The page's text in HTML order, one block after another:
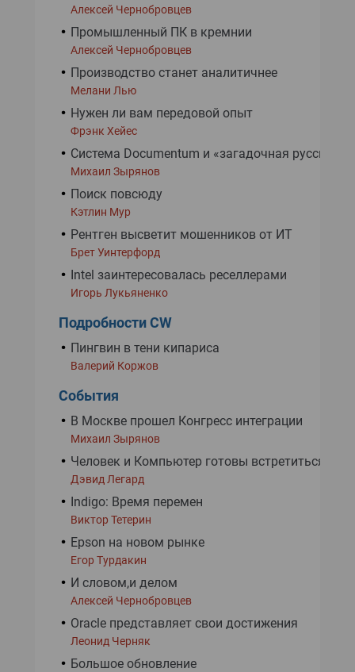
Алексей Чернобровцев
Промышленный ПК в кремнии
Алексей Чернобровцев
Производство станет аналитичнее
Мелани Лью
Нужен ли вам передовой опыт
Фрэнк Хейес
Система Documentum и «загадочная русская
Михаил Зырянов
Поиск повсюду
Кэтлин Мур
Рентген высветит мошенников от ИТ
Брет Уинтерфорд
Intel заинтересовалась реселлерами
Игорь Лукьяненко
Подробности CW
Пингвин в тени кипариса
Валерий Коржов
События
В Москве прошел Конгресс интеграции
Михаил Зырянов
Человек и Компьютер готовы встретиться
Дэвид Легард
Indigo: Время перемен
Виктор Тетерин
Epson на новом рынке
Егор Турдакин
И словом,и делом
Алексей Чернобровцев
Oracle представляет свои достижения
Леонид Черняк
Большое обновление